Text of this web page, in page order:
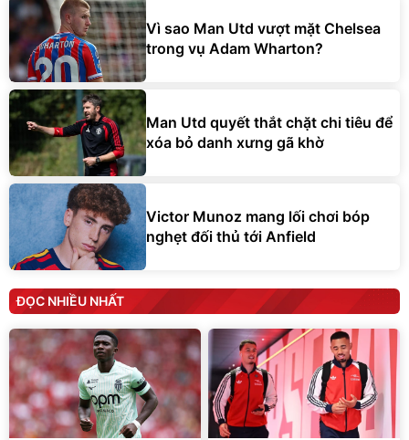
Vì sao Man Utd vượt mặt Chelsea
trong vụ Adam Wharton?
Man Utd quyết thắt chặt chi tiêu để
xóa bỏ danh xưng gã khờ
Victor Munoz mang lối chơi bóp
nghẹt đối thủ tới Anfield
ĐỌC NHIỀU NHẤT